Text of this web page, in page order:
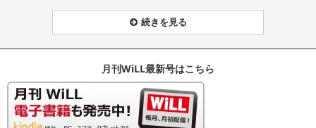
続きを見る
月刊WiLL最新号はこちら